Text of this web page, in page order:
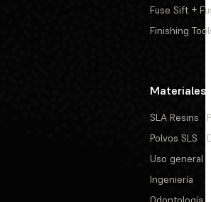
Fuse Sift +
Finishing
Materiales
SLA Resins
Polvos SLS
Uso general
Ingeniería